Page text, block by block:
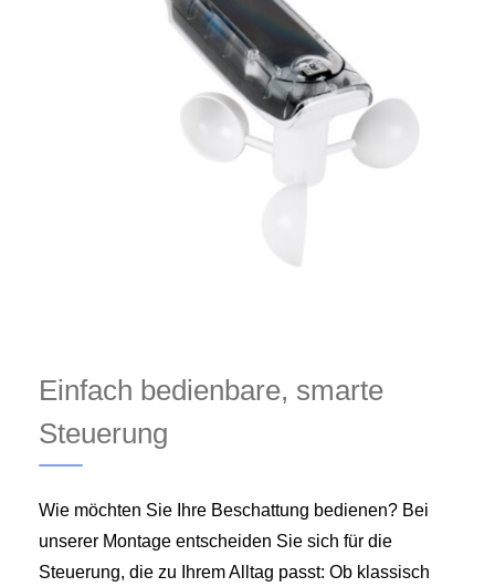
Einfach bedienbare, smarte
Steuerung
Wie möchten Sie Ihre Beschattung bedienen? Bei
unserer Montage entscheiden Sie sich für die
Steuerung, die zu Ihrem Alltag passt: Ob klassisch